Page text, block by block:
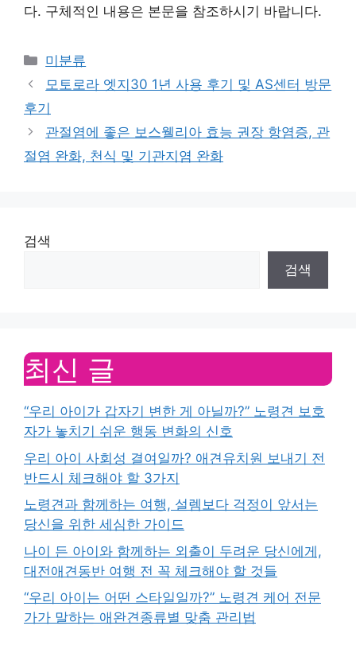
다. 구체적인 내용은 본문을 참조하시기 바랍니다.
Categories
미분류
모토로라 엣지30 1년 사용 후기 및 AS센터 방문
후기
관절염에 좋은 보스웰리아 효능 권장 항염증, 관
절염 완화, 천식 및 기관지염 완화
검색
검색
최신 글
“우리 아이가 갑자기 변한 게 아닐까?” 노령견 보호
자가 놓치기 쉬운 행동 변화의 신호
우리 아이 사회성 결여일까? 애견유치원 보내기 전
반드시 체크해야 할 3가지
노령견과 함께하는 여행, 설렘보다 걱정이 앞서는
당신을 위한 세심한 가이드
나이 든 아이와 함께하는 외출이 두려운 당신에게,
대전애견동반 여행 전 꼭 체크해야 할 것들
“우리 아이는 어떤 스타일일까?” 노령견 케어 전문
가가 말하는 애완견종류별 맞춤 관리법